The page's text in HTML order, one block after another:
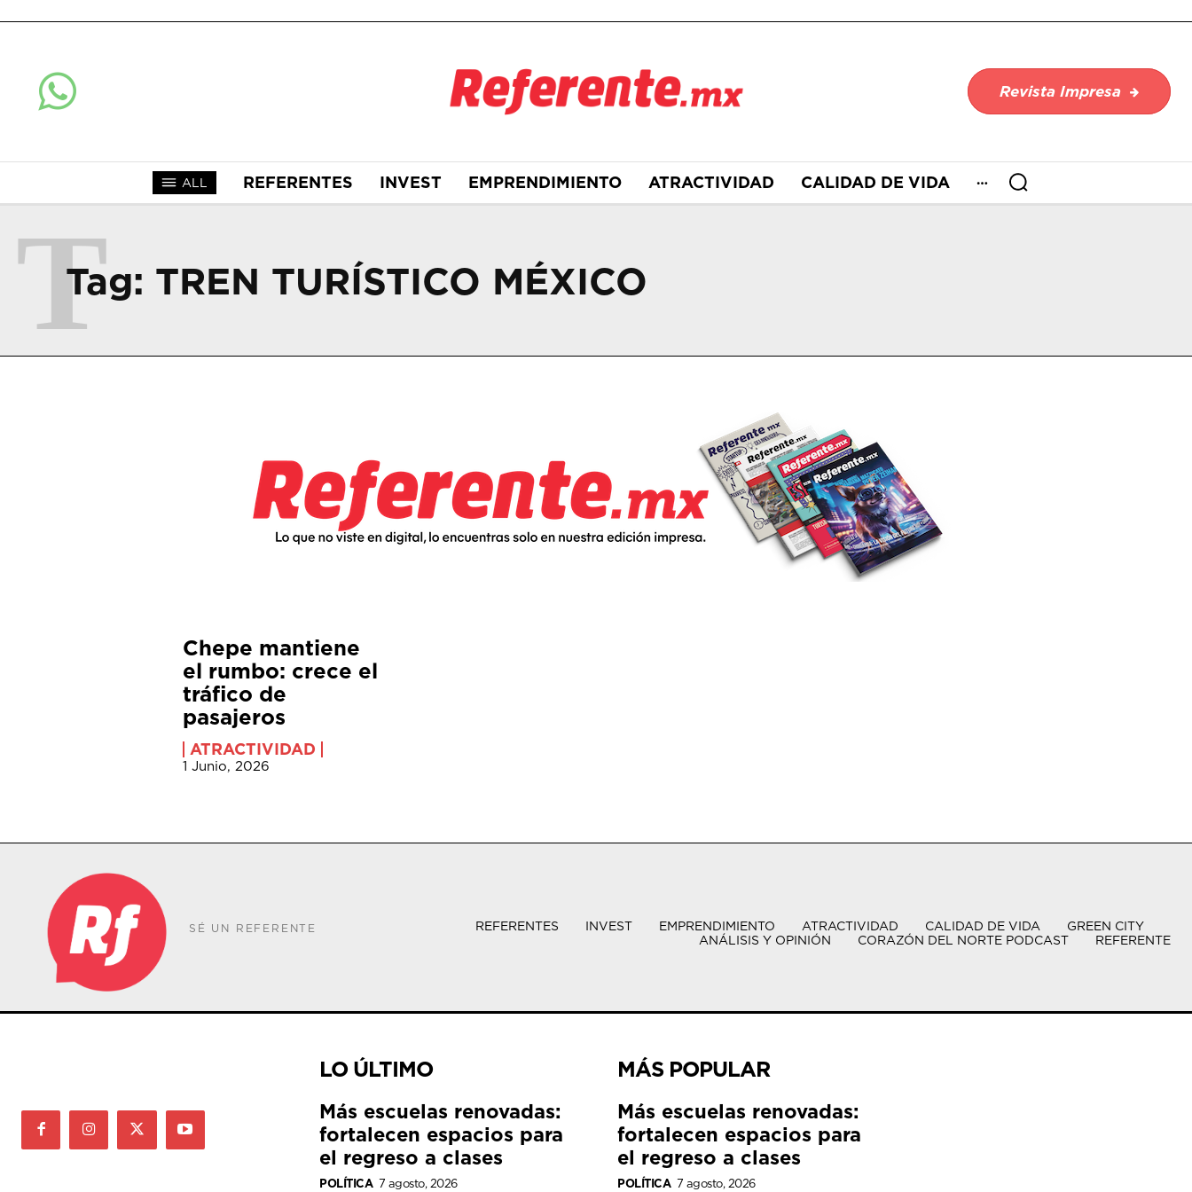
Revista Impresa
ALL REFERENTES INVEST EMPRENDIMIENTO ATRACTIVIDAD CALIDAD DE VIDA
Tag: TREN TURÍSTICO MÉXICO
T
Chepe mantiene
el rumbo: crece el
tráfico de
pasajeros
ATRACTIVIDAD
1 Junio, 2026
SÉ UN REFERENTE REFERENTES INVEST EMPRENDIMIENTO ATRACTIVIDAD CALIDAD DE VIDA
GREEN CITY
ANÁLISIS Y OPINIÓN
CORAZÓN DEL NORTE PODCAST REFERENTE
LO ÚLTIMO
Más escuelas renovadas:
fortalecen espacios para
el regreso a clases
POLÍTICA 7 agosto, 2026
MÁS POPULAR
Más escuelas renovadas:
fortalecen espacios para
el regreso a clases
POLÍTICA 7 agosto, 2026